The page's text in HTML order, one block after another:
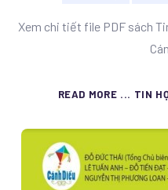
Xem chi tiết file PDF sách
READ MORE ... TIN